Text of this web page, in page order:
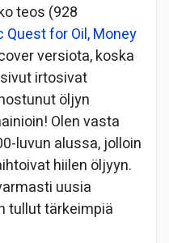
teos (928
Quest for Oil, Money
versiota, koska
irtosivat
öljyn
Olen vasta
luvun alussa, jolloin
hiilen öljyyn.
uusia
tullut tärkeimpiä